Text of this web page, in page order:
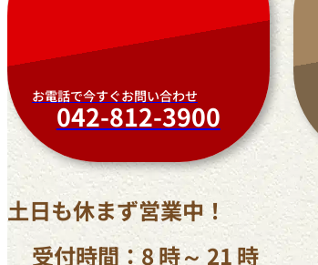
お電話で今すぐお問い合わせ
042-812-3900
土日も休まず営業中！
受付時間：8 時～ 21 時